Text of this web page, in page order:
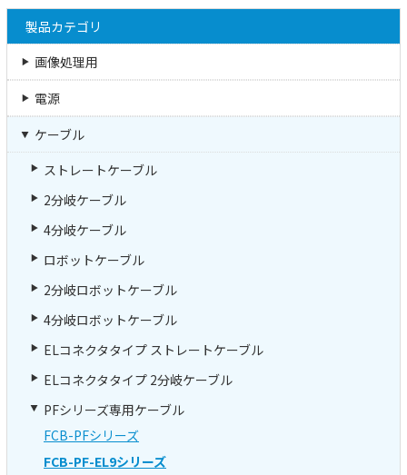
製品カテゴリ
画像処理用
電源
ケーブル
ストレートケーブル
2分岐ケーブル
4分岐ケーブル
ロボットケーブル
2分岐ロボットケーブル
4分岐ロボットケーブル
ELコネクタタイプ ストレートケーブル
ELコネクタタイプ 2分岐ケーブル
PFシリーズ専用ケーブル
FCB-PFシリーズ
FCB-PF-EL9シリーズ